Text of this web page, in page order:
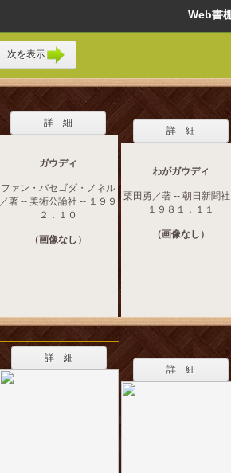
Web
次を表示
詳 細
ガウディ
ファン・バセゴダ・ノネル
／著 -- 美術公論社 -- １９９
２．１０
（画像なし）
詳 細
わがガウディ
栗田勇／著 -- 朝日新聞
１９８１．１１
（画像なし）
詳 細
詳 細